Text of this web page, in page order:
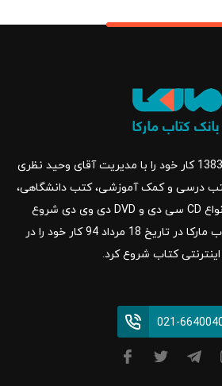
بانک کتاب مارکا در سال 1383 کار خود را با مدیریت آقای وحید نظری
درسی و کمک آموزشی، کتب دانشگاهی،
کتابهای زبان خارجه، انواع CD سی دی و DVD دی وی دی شروع
کرد.فروشگاه آنلاین کتاب مارکا در تاریخ 18 مرداد 94 کار خود را در
کتاب شروع کرد.
021-